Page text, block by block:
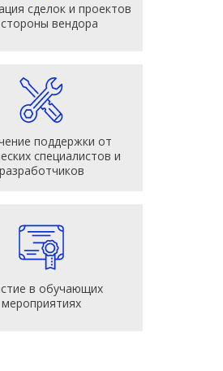
сделок и проектов
вендора
поддержки от
специалистов и
разработчиков
в обучающих
мероприятиях